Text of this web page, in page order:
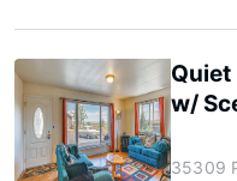
Quiet
w/
35309